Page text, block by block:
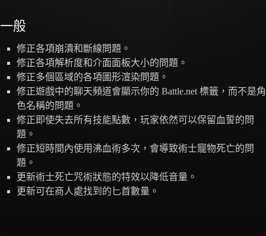
一般
修正各項崩潰和斷線問題。
修正各項解析度和介面面板大小的問題。
修正多個區域的各項圖形渲染問題。
修正遊戲中的聊天頻道會顯示你的 Battle.net 標籤，而不是角
色名稱的問題。
修正即使失去所有技能點數，玩家依然可以保留血誓的問
題。
修正短時間內使用沸血術多次，會導致術士寵物死亡的問
題。
更新術士死亡咒術狀態的特效以降低音量。
更新可在商人處找到的匕首數量。